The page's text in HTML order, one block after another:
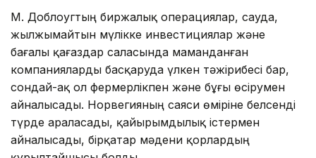
М. Доблоугтың биржалық операциялар, сауда,
жылжымайтын мүлікке инвестициялар және
бағалы қағаздар саласында маманданған
компанияларды басқаруда үлкен тәжірибесі бар,
сондай-ақ ол фермерлікпен және бұғы өсірумен
айналысады. Норвегияның саяси өміріне белсенді
түрде араласады, қайырымдылық істермен
айналысады, бірқатар мәдени қорлардың